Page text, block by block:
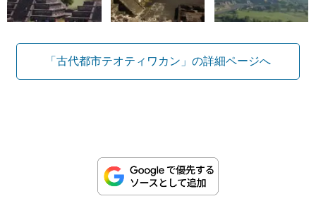
「古代都市テオティワカン」の詳細ページへ